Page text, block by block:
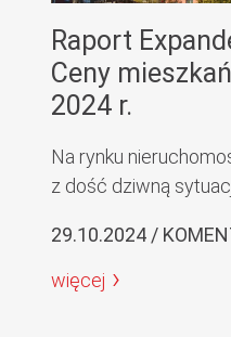
Raport
Ceny
2024 r.
Na rynku
z dość dziwną
29.10.2024 /
więcej